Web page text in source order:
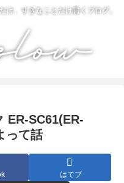
け、すきなことだけ書くブログ。
ER-SC61(ER-
って話
はてブ